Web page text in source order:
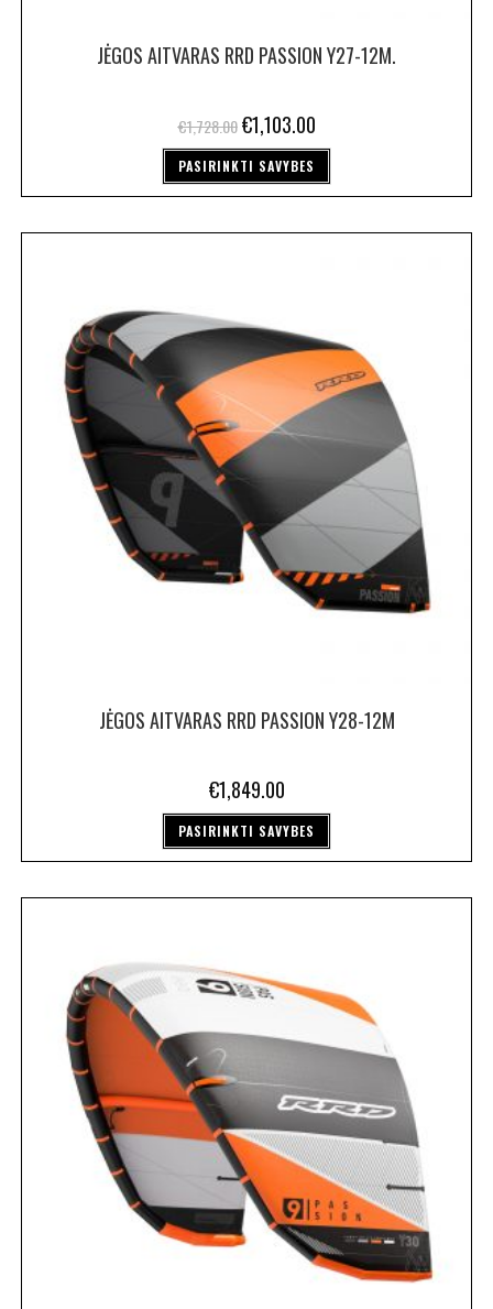
JĖGOS AITVARAS RRD PASSION Y27-12M.
€1,728.00 €1,103.00
PASIRINKTI SAVYBES
JĖGOS AITVARAS RRD PASSION Y28-12M
€1,849.00
PASIRINKTI SAVYBES